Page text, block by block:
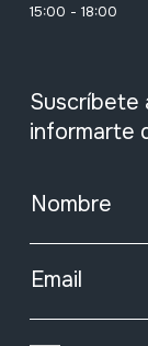
15:00 - 18:00
Suscríbete
informarte
Nombre
Email